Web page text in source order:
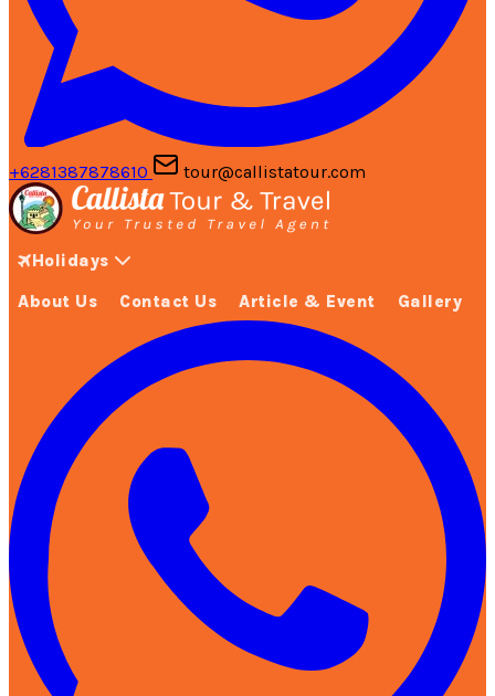
+6281387878610 tour@callistatour.com
Holidays
About Us Contact Us Article & Event Gallery